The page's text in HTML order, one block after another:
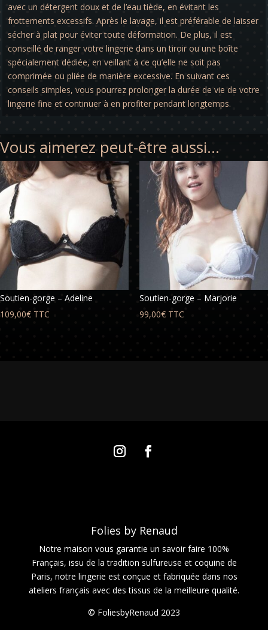
avec un détergent doux et de l’eau tiède, en évitant les
frottements excessifs. Après le lavage, il est préférable de laisser
sécher à plat pour éviter toute déformation. De plus, il est
conseillé de ranger votre lingerie dans un tiroir ou une boîte
spécialement dédiée, en veillant à ce qu’elle ne soit pas
comprimée ou pliée de manière excessive. En suivant ces
conseils simples, vous pourrez prolonger la durée de vie de votre
lingerie fine et continuer à en profiter pendant longtemps.
Vous aimerez peut-être aussi…
Soutien-gorge – Adeline
109,00€ TTC
Soutien-gorge – Marjorie
99,00€ TTC
Folies by Renaud
Notre maison vous garantie un savoir faire 100%
Français, issu de la tradition sulfureuse et coquine de
Paris, notre lingerie est conçue et fabriquée dans nos
ateliers français avec des tissus de la meilleure qualité.
© FoliesbyRenaud 2023